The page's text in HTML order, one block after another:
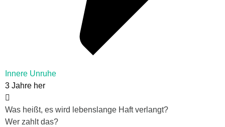
Innere Unruhe
3 Jahre her
Was heißt, es wird lebenslange Haft verlangt?
Wer zahlt das?